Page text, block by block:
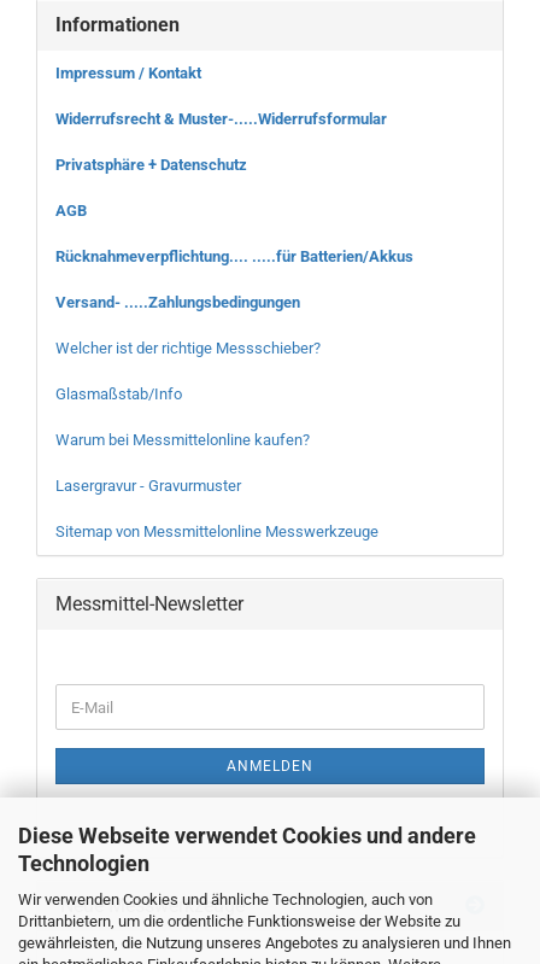
Diese Webseite verwendet Cookies und andere
Technologien
Wir verwenden Cookies und ähnliche Technologien, auch von
Drittanbietern, um die ordentliche Funktionsweise der Website zu
gewährleisten, die Nutzung unseres Angebotes zu analysieren und Ihnen
Informationen
Impressum / Kontakt
Widerrufsrecht & Muster-.....Widerrufsformular
Privatsphäre + Datenschutz
AGB
Rücknahmeverpflichtung.... .....für Batterien/Akkus
Versand- .....Zahlungsbedingungen
Welcher ist der richtige Messschieber?
Glasmaßstab/Info
Warum bei Messmittelonline kaufen?
Lasergravur - Gravurmuster
Sitemap von Messmittelonline Messwerkzeuge
Messmittel-Newsletter
ZUR
E-
Mail
ANMELDEN
Neue Messwerkzeuge